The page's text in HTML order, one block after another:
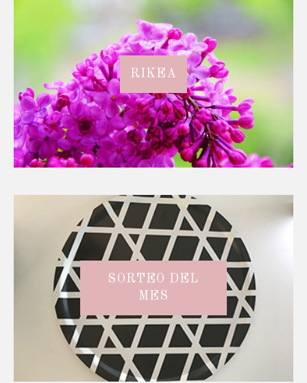
RIKEA
SORTEO DEL
MES